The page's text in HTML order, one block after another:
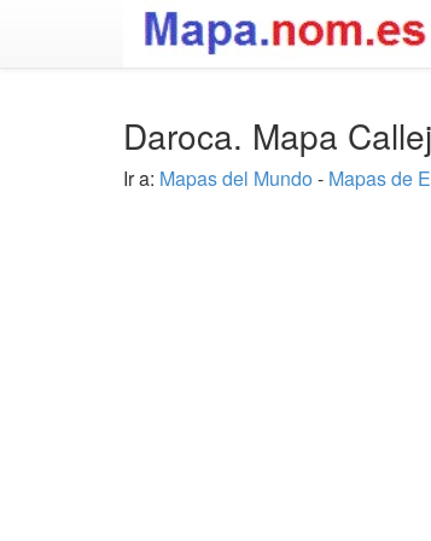
Daroca. Mapa
Ir a: Mapas del Mundo - Mapas de